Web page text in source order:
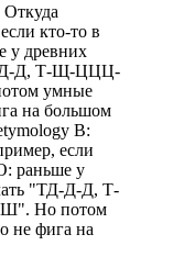
кто-то в
у древних
Д-Д, Т-Щ-ЦЦЦ-
умные
на большом
В:
если
раньше у
"ТД-Д-Д, Т-
Но потом
не фига на